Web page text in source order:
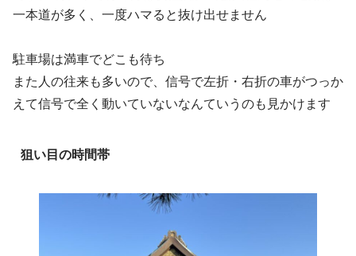
一本道が多く、一度ハマると抜け出せません
駐車場は満車でどこも待ち
また人の往来も多いので、信号で左折・右折の車がつっか
えて信号で全く動いていないなんていうのも見かけます
狙い目の時間帯